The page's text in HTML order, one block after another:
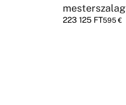
mesterszalag
223 125 FT595€